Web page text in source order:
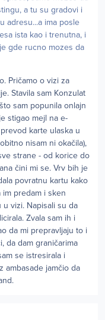
a tu su gradovi i
adresu...a ima posle
ista kao i trenutna, i
gde rucno mozes da
Pričamo o vizi za
Stavila sam Konzulat
sam popunila onlajn
stigao mejl na e-
karte ulaska u
nisam ni okačila),
strane - od korice do
čini mi se. Vrv bih je
povratnu kartu kako
im predam i sken
vizi. Napisali su da
Zvala sam ih i
da mi prepravljaju to i
da dam graničarima
se istresirala i
ambasade jamčio da